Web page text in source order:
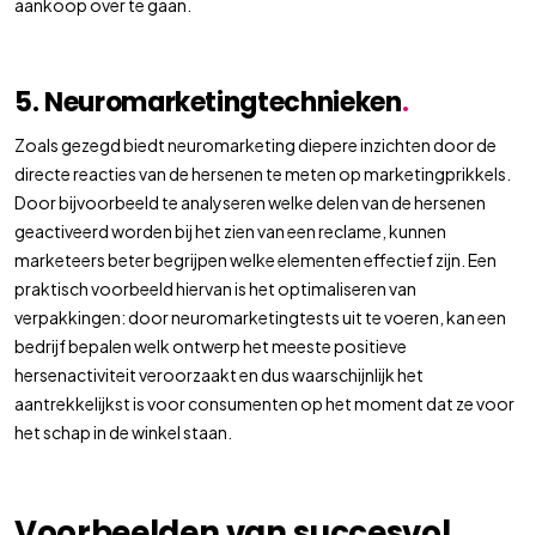
aankoop over te gaan.
5. Neuromarketingtechnieken.
Zoals gezegd biedt neuromarketing diepere inzichten door de
directe reacties van de hersenen te meten op marketingprikkels.
Door bijvoorbeeld te analyseren welke delen van de hersenen
geactiveerd worden bij het zien van een reclame, kunnen
marketeers beter begrijpen welke elementen effectief zijn. Een
praktisch voorbeeld hiervan is het optimaliseren van
verpakkingen: door neuromarketingtests uit te voeren, kan een
bedrijf bepalen welk ontwerp het meeste positieve
hersenactiviteit veroorzaakt en dus waarschijnlijk het
aantrekkelijkst is voor consumenten op het moment dat ze voor
het schap in de winkel staan.